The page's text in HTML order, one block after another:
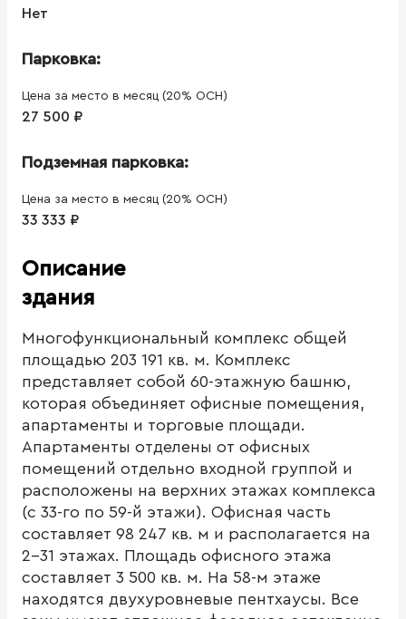
Нет
Парковка:
Цена за место в месяц (20% ОСН)
27 500 ₽
Подземная парковка:
Цена за место в месяц (20% ОСН)
33 333 ₽
Описание
здания
Многофункциональный комплекс общей
площадью 203 191 кв. м. Комплекс
представляет собой 60-этажную башню,
которая объединяет офисные помещения,
апартаменты и торговые площади.
Апартаменты отделены от офисных
помещений отдельно входной группой и
расположены на верхних этажах комплекса
(с 33-го по 59-й этажи). Офисная часть
составляет 98 247 кв. м и располагается на
2-31 этажах. Площадь офисного этажа
составляет 3 500 кв. м. На 58-м этаже
находятся двухуровневые пентхаусы. Все